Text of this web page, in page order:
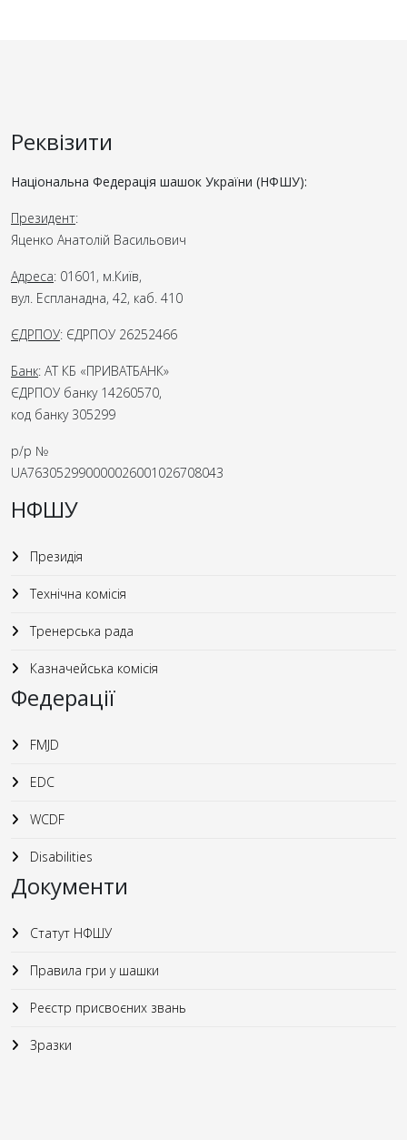
Реквізити
Національна Федерація шашок України (НФШУ):
Президент:
Яценко Анатолій Васильович
Адреса: 01601, м.Київ,
вул. Еспланадна, 42, каб. 410
ЄДРПОУ: ЄДРПОУ 26252466
Банк: АТ КБ «ПРИВАТБАНК»
ЄДРПОУ банку 14260570,
код банку 305299
р/р №
UA763052990000026001026708043
НФШУ
Президія
Технічна комісія
Тренерська рада
Казначейська комісія
Федерації
FMJD
EDC
WCDF
Disabilities
Документи
Статут НФШУ
Правила гри у шашки
Реєстр присвоєних звань
Зразки